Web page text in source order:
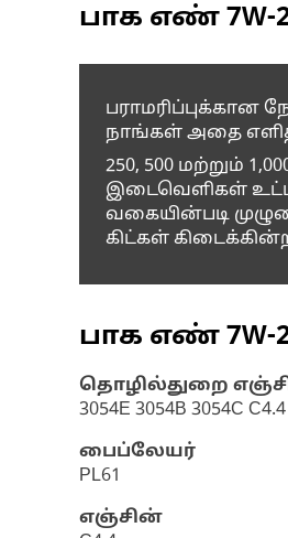
பாக எண் 7W-
பராமரிப்புக்கான
நாங்கள் அதை
250, 500 மற்றும்
இடைவெளிகள்
வகையின்படி
கிட்கள்
பாக எண் 7W-
தொழில்துறை
3054E 3054B 3054C
பைப்லேயர்
PL61
எஞ்சின்